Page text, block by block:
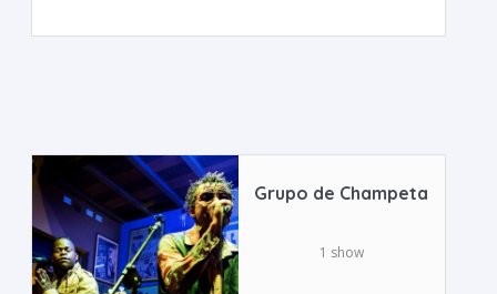
Grupo de Champeta
1 show